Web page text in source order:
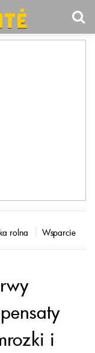
rolna Wsparcie
i